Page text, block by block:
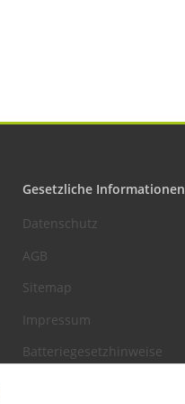
Gesetzliche Informationen
Datenschutz
AGB
Sitemap
Impressum
Batteriegesetzhinweise